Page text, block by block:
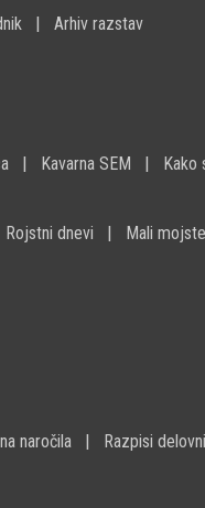
Arhiv razstav
Kavarna SEM Kako
Rojstni dnevi Mali
naročila
Razpisi